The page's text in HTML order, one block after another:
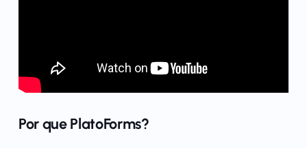
Por que PlatoForms?